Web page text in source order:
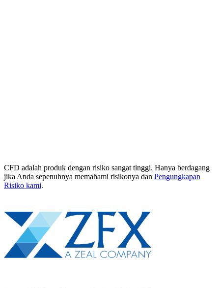
CFD adalah produk dengan risiko sangat tinggi. Hanya berdagang
jika Anda sepenuhnya memahami risikonya dan Pengungkapan
Risiko kami.